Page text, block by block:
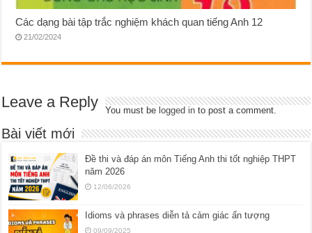
Các dạng bài tập trắc nghiệm khách quan tiếng Anh 12
21/02/2024
Leave a Reply You must be logged in to post a comment.
Bài viết mới
Đề thi và đáp án môn Tiếng Anh thi tốt nghiệp THPT
năm 2026
12/06/2026
Idioms và phrases diễn tả cảm giác ấn tượng
09/09/2025